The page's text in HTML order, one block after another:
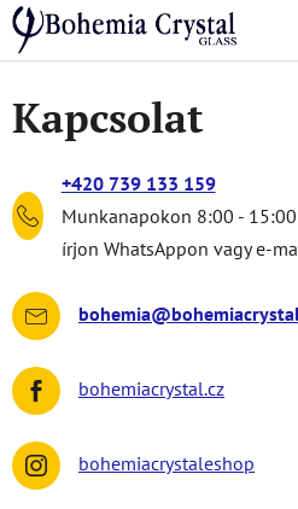
Ugrás
fő
Kezdőlap
/ Kapcsolat
Kapcsolat
+420 739 133 159
Munkanapokon 8:00 -
írjon WhatsAppon vagy e-
bohemiacrystal.cz
bohemiacrystaleshop